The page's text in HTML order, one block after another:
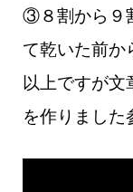
③８割から９
て乾いた前か
以上ですが
を作りました